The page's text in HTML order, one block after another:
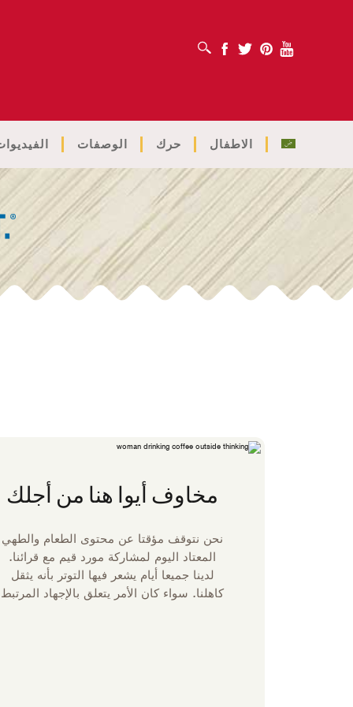
افتح مربع البحثFacebook TwitterPinterestYoutube
الوصفات حرك الاطفال
مخاوف أيوا هنا من أجلك
نحن نتوقف مؤقتا عن محتوى الطعام والطهي
المعتاد اليوم لمشاركة مورد قيم مع قرائنا.
لدينا جميعا أيام يشعر فيها التوتر بأنه يثقل
كاهلنا. سواء كان الأمر يتعلق بالإجهاد المرتبط